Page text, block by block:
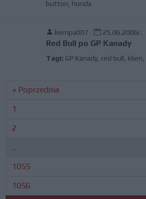
button honda
kempa007 25.06.2006r.
Red Bull po GP Kanady
Tagi: GP Kanady, red bull klien
« Poprzednia
1
2
...
1055
1056